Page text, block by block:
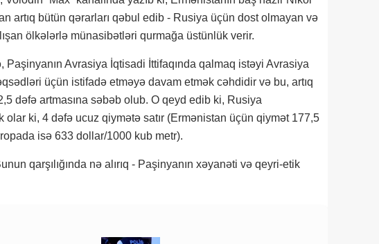
artıq bütün qərarları qəbul edib - Rusiya üçün dost olmayan və
ölkələrlə münasibətləri qurmağa üstünlük verir.
Avrasiya İqtisadi İttifaqında qalmaq istəyi Avrasiya
üçün istifadə etməyə davam etmək cəhdidir və bu, artıq
dəfə artmasına səbəb olub. O qeyd edib ki, Rusiya
olar ki, 4 dəfə ucuz qiymətə satır (Ermənistan üçün qiymət 177,5
isə 633 dollar/1000 kub metr).
qarşılığında nə alırıq - Paşinyanın xəyanəti və qeyri-etik